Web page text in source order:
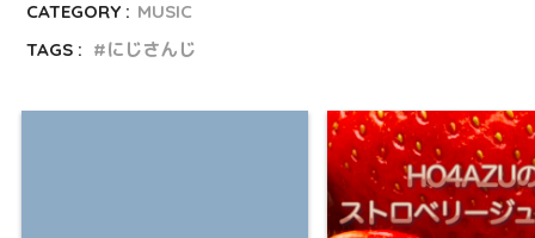
CATEGORY : MUSIC
TAGS :
にじさんじ